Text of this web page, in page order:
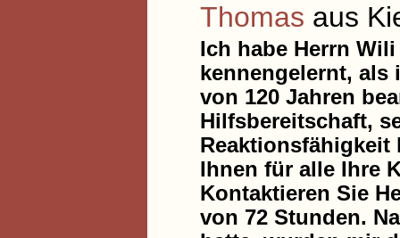
Thomas aus
Ich habe Herrn
kennengelernt, als
von 120 Jahren
Hilfsbereitschaft,
Reaktionsfähigkeit
Ihnen für alle Ihre
Kontaktieren Sie
von 72 Stunden.